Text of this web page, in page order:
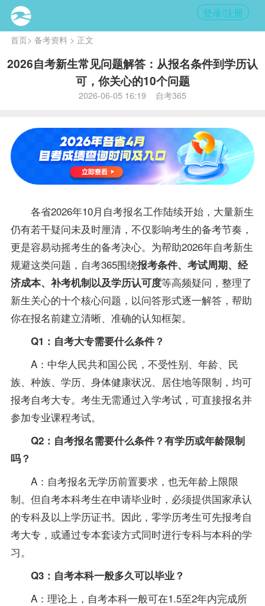
登录/注册
首页> 备考资料> 正文
2026自考新生常见问题解答：从报名条件到学历认
可，你关心的10个问题
2026-06-05 16:19 自考365
各省2026年10月自考报名工作陆续开始，大量新生
仍有若干疑问未及时厘清，不仅影响考生的备考节奏，
更是容易动摇考生的备考决心。为帮助2026年自考新生
规避这类问题，自考365围绕报考条件、考试周期、经
济成本、补考机制以及学历认可度等高频疑问，整理了
新生关心的十个核心问题，以问答形式逐一解答，帮助
你在报名前建立清晰、准确的认知框架。
Q1：自考大专需要什么条件？
A：中华人民共和国公民，不受性别、年龄、民
族、种族、学历、身体健康状况、居住地等限制，均可
报考自考大专。考生无需通过入学考试，可直接报名并
参加专业课程考试。
Q2：自考报名需要什么条件？有学历或年龄限制
吗？
A：自考报名无学历前置要求，也无年龄上限限
制。但自考本科考生在申请毕业时，必须提供国家承认
的专科及以上学历证书。因此，零学历考生可先报考自
考大专，或通过专本套读方式同时进行专科与本科的学
习。
Q3：自考本科一般多久可以毕业？
A：理论上，自考本科一般可在1.5至2年内完成所